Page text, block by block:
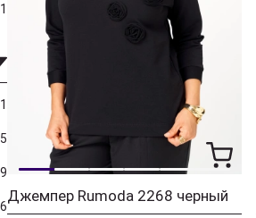
1
1
5
9
Джемпер Rumoda 2268 черный